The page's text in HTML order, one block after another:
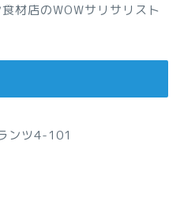
材店のWOWサリサリスト
ンツ4-101